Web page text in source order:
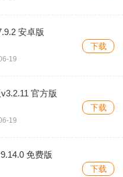
安卓版
19
下载
官方版
19
下载
免费版
下载